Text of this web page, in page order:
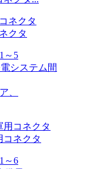
クタ
、
コネクタ